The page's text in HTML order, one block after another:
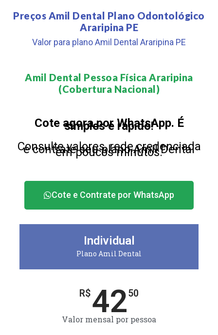
Preços Amil Dental Plano Odontológico
Araripina PE
Valor para plano Amil Dental Araripina PE
Amil Dental Pessoa Física Araripina
(Cobertura Nacional)​
Cote agora por WhatsApp. É
simples e rápido!
Consulte valores, rede credenciada
e contrate seu plano Amil Dental
em poucos minutos.
Cote e Contrate por WhatsApp
Individual
Plano Amil Dental
R$4250
Valor mensal por pessoa